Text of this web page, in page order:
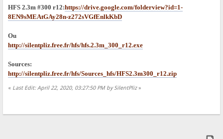
HFS 2.3m #300 r12:https://drive.google.com/folderview?id=1-
8EN9sMEAtGAy28n-z272sVGfEnlkKbD
Ou
http://silentpliz.free.fr/hfs/hfs.2.3m_300_r12.exe
Sources:
http://silentpliz.free.fr/hfs/Sources_hfs/HFS2.3m300_r12.zip
« Last Edit: April 22, 2020, 03:27:50 PM by SilentPliz»